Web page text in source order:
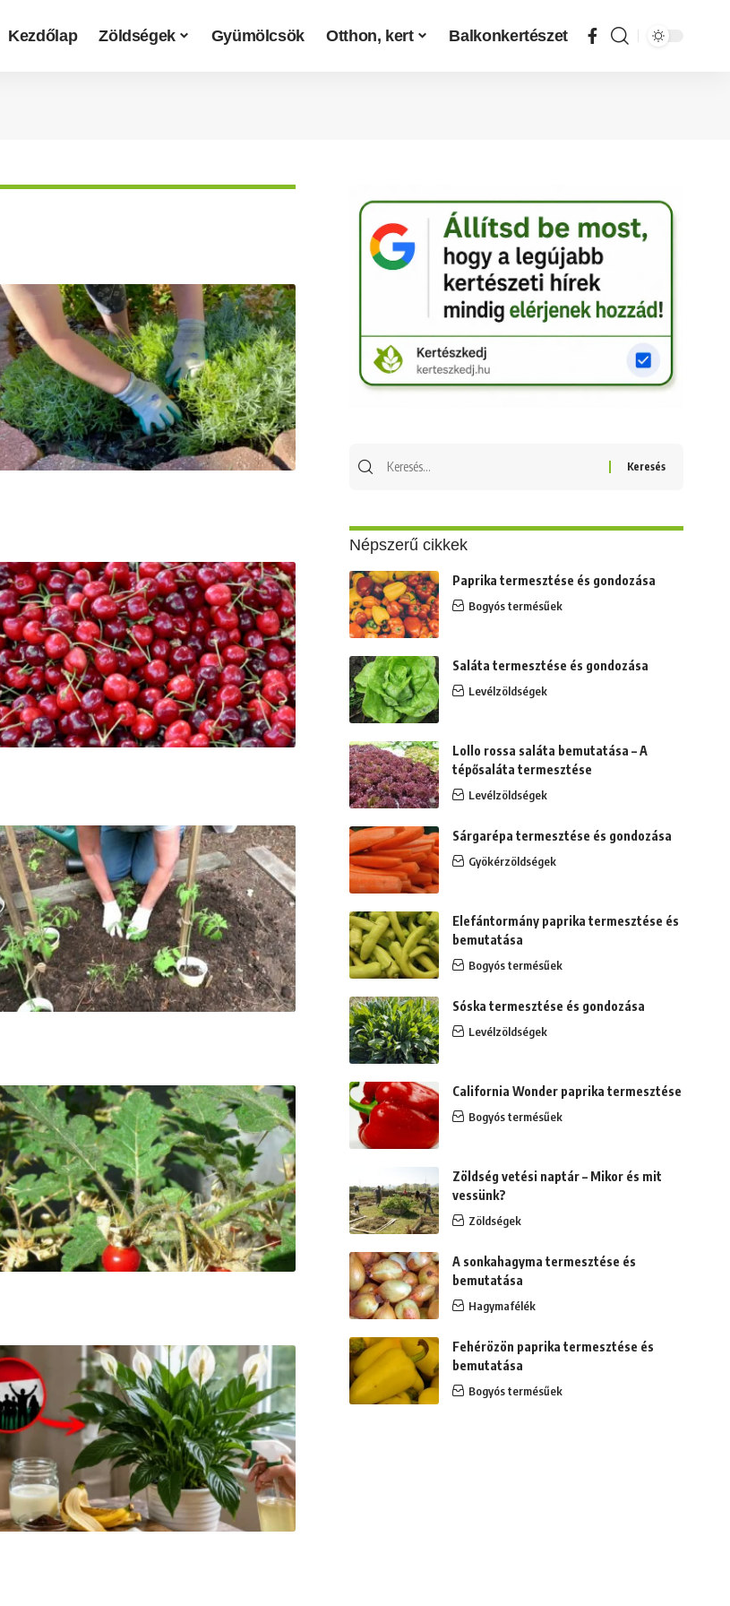
Kezdőlap Zöldségek Gyümölcsök Otthon, kert Balkonkertészet
Népszerű cikkek
Paprika termesztése és gondozása
Bogyós termésűek
Saláta termesztése és gondozása
Levélzöldségek
Lollo rossa saláta bemutatása – A
tépősaláta termesztése
Levélzöldségek
Sárgarépa termesztése és gondozása
Gyökérzöldségek
Elefántormány paprika termesztése és
bemutatása
Bogyós termésűek
Sóska termesztése és gondozása
Levélzöldségek
California Wonder paprika termesztése
Bogyós termésűek
Zöldség vetési naptár – Mikor és mit
vessünk?
Zöldségek
A sonkahagyma termesztése és
bemutatása
Hagymafélék
Fehérözön paprika termesztése és
bemutatása
Bogyós termésűek